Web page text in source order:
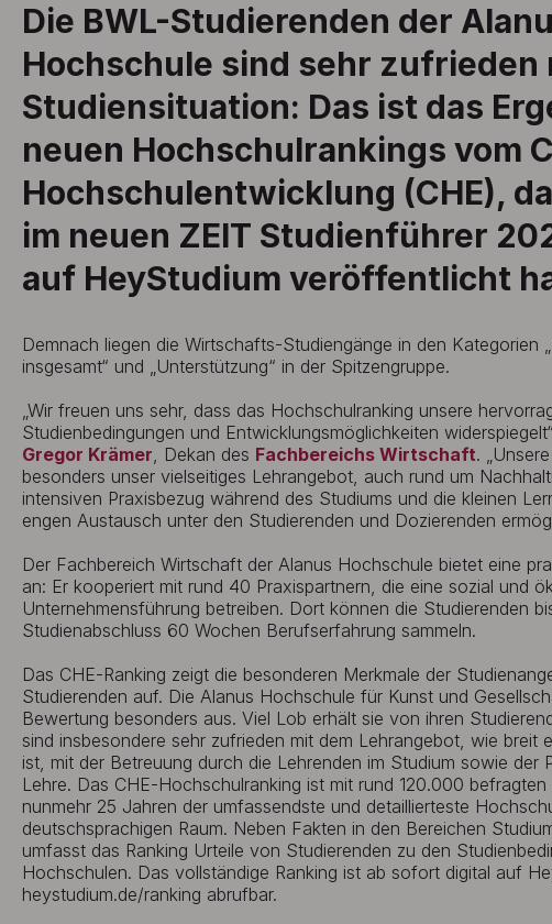
Die BWL-Studierenden der
Hochschule sind sehr zufrieden
Studiensituation: Das ist das
neuen Hochschulrankings vom
Hochschulentwicklung (CHE),
im neuen ZEIT Studienführer
auf HeyStudium veröffentlicht
Demnach liegen die Wirtschafts-Studiengänge in den Kategorien
insgesamt“ und „Unterstützung“ in der Spitzengruppe.
„Wir freuen uns sehr, dass das Hochschulranking unsere
Studienbedingungen und Entwicklungsmöglichkeiten
Gregor Krämer, Dekan des Fachbereichs Wirtschaft.
besonders unser vielseitiges Lehrangebot, auch rund um
intensiven Praxisbezug während des Studiums und die kleinen
engen Austausch unter den Studierenden und Dozierenden
Der Fachbereich Wirtschaft der Alanus Hochschule bietet eine
an: Er kooperiert mit rund 40 Praxispartnern, die eine sozial und
Unternehmensführung betreiben. Dort können die Studierenden
Studienabschluss 60 Wochen Berufserfahrung sammeln.
Das CHE-Ranking zeigt die besonderen Merkmale der
Studierenden auf. Die Alanus Hochschule für Kunst und
Bewertung besonders aus. Viel Lob erhält sie von ihren
sind insbesondere sehr zufrieden mit dem Lehrangebot, wie breit
ist, mit der Betreuung durch die Lehrenden im Studium sowie der
Lehre. Das CHE-Hochschulranking ist mit rund 120.000
nunmehr 25 Jahren der umfassendste und detaillierteste
deutschsprachigen Raum. Neben Fakten in den Bereichen
umfasst das Ranking Urteile von Studierenden zu den
Hochschulen. Das vollständige Ranking ist ab sofort digital auf
heystudium.de/ranking abrufbar.